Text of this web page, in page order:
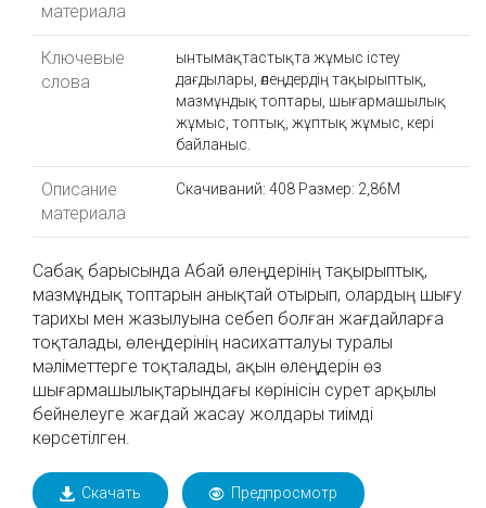
материала
Ключевые
слова
ынтымақтастықта жұмыс істеу
дағдылары, өлеңдердің тақырыптық,
мазмұндық топтары, шығармашылық
жұмыс, топтық, жұптық жұмыс, кері
байланыс.
Описание
материала
Скачиваний: 408 Размер: 2,86M
Сабақ барысында Абай өлеңдерінің тақырыптық,
мазмұндық топтарын анықтай отырып, олардың шығу
тарихы мен жазылуына себеп болған жағдайларға
тоқталады, өлеңдерінің насихатталуы туралы
мәліметтерге тоқталады, ақын өлеңдерін өз
шығармашылықтарындағы көрінісін сурет арқылы
бейнелеуге жағдай жасау жолдары тиімді
көрсетілген.
Скачать Предпросмотр